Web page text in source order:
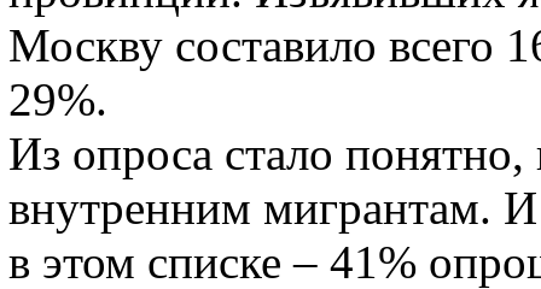
Москву составило всего
29%.
Из опроса стало
внутренним мигрантам.
в этом списке – 41%